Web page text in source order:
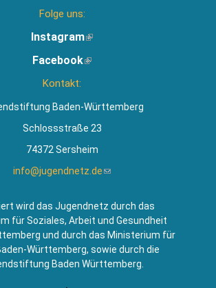
Folge uns:
Instagram(Link
extern)
Facebook(Link
Kontakt:
Baden-Württemberg
Schlossstraße 23
74372 Sersheim
info@jugendnetz.de(Link
Mail)
wird das Jugendnetz durch das
für Soziales, Arbeit und Gesundheit
und durch das Ministerium für
Württemberg, sowie durch die
Baden Württemberg.